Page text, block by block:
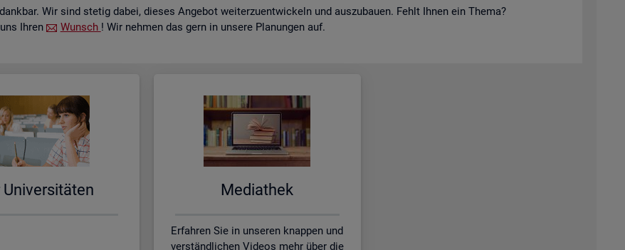
Wir sind ste­tig dabei, die­ses An­ge­bot wei­ter­zu­ent­wi­ckeln und aus­zu­bau­en. Fehlt Ihnen ein Thema?
Ihren
Wunsch ! Wir neh­men das gern in un­se­re Pla­nun­gen auf.
Uni­ver­si­tä­ten Me­dia­thek
Erfahren Sie in unseren knappen und
verständlichen Videos mehr über die